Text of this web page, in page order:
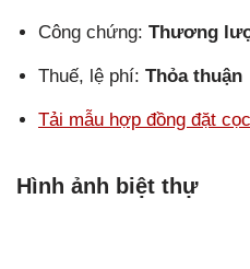
Công chứng: Thương
Thuế, lệ phí: Thỏa thuận
Tải mẫu hợp đồng đặt cọc
Hình ảnh biệt thự